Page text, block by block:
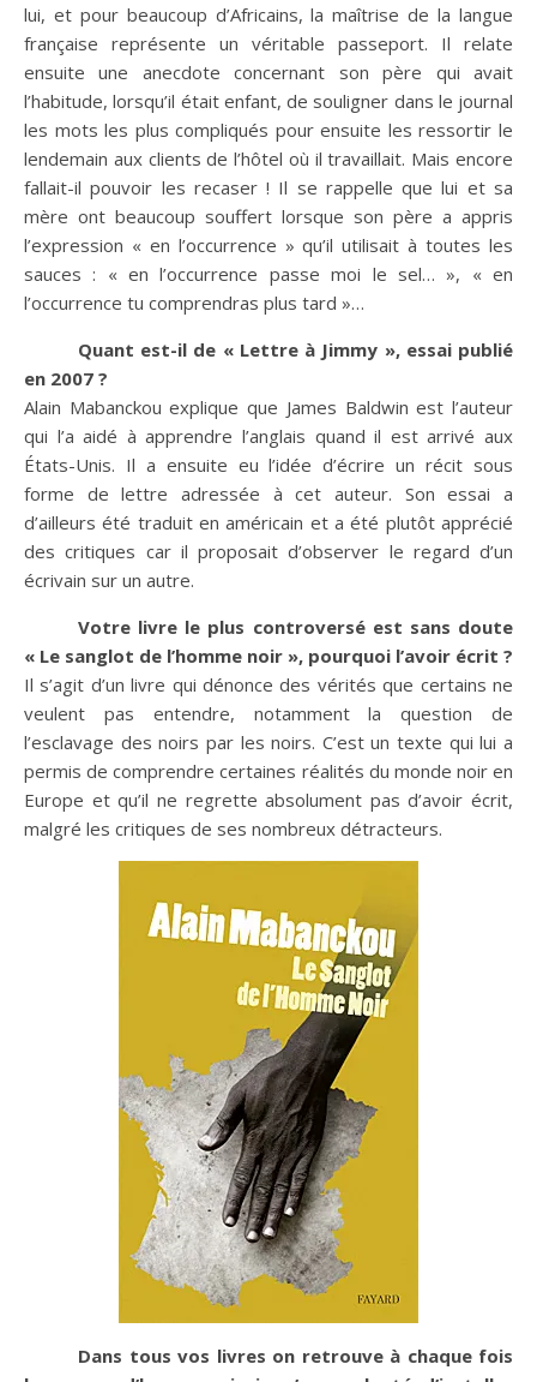
lui, et pour beaucoup d’Africains, la maîtrise de la langue
française représente un véritable passeport. Il relate
ensuite une anecdote concernant son père qui avait
l’habitude, lorsqu’il était enfant, de souligner dans le journal
les mots les plus compliqués pour ensuite les ressortir le
lendemain aux clients de l’hôtel où il travaillait. Mais encore
fallait-il pouvoir les recaser ! Il se rappelle que lui et sa
mère ont beaucoup souffert lorsque son père a appris
l’expression « en l’occurrence » qu’il utilisait à toutes les
sauces : « en l’occurrence passe moi le sel… », « en
l’occurrence tu comprendras plus tard »…
Quant est-il de « Lettre à Jimmy », essai publié
en 2007 ?
Alain Mabanckou explique que James Baldwin est l’auteur
qui l’a aidé à apprendre l’anglais quand il est arrivé aux
États-Unis. Il a ensuite eu l’idée d’écrire un récit sous
forme de lettre adressée à cet auteur. Son essai a
d’ailleurs été traduit en américain et a été plutôt apprécié
des critiques car il proposait d’observer le regard d’un
écrivain sur un autre.
Votre livre le plus controversé est sans doute
« Le sanglot de l’homme noir », pourquoi l’avoir écrit ?
Il s’agit d’un livre qui dénonce des vérités que certains ne
veulent pas entendre, notamment la question de
l’esclavage des noirs par les noirs. C’est un texte qui lui a
permis de comprendre certaines réalités du monde noir en
Europe et qu’il ne regrette absolument pas d’avoir écrit,
malgré les critiques de ses nombreux détracteurs.
Dans tous vos livres on retrouve à chaque fois